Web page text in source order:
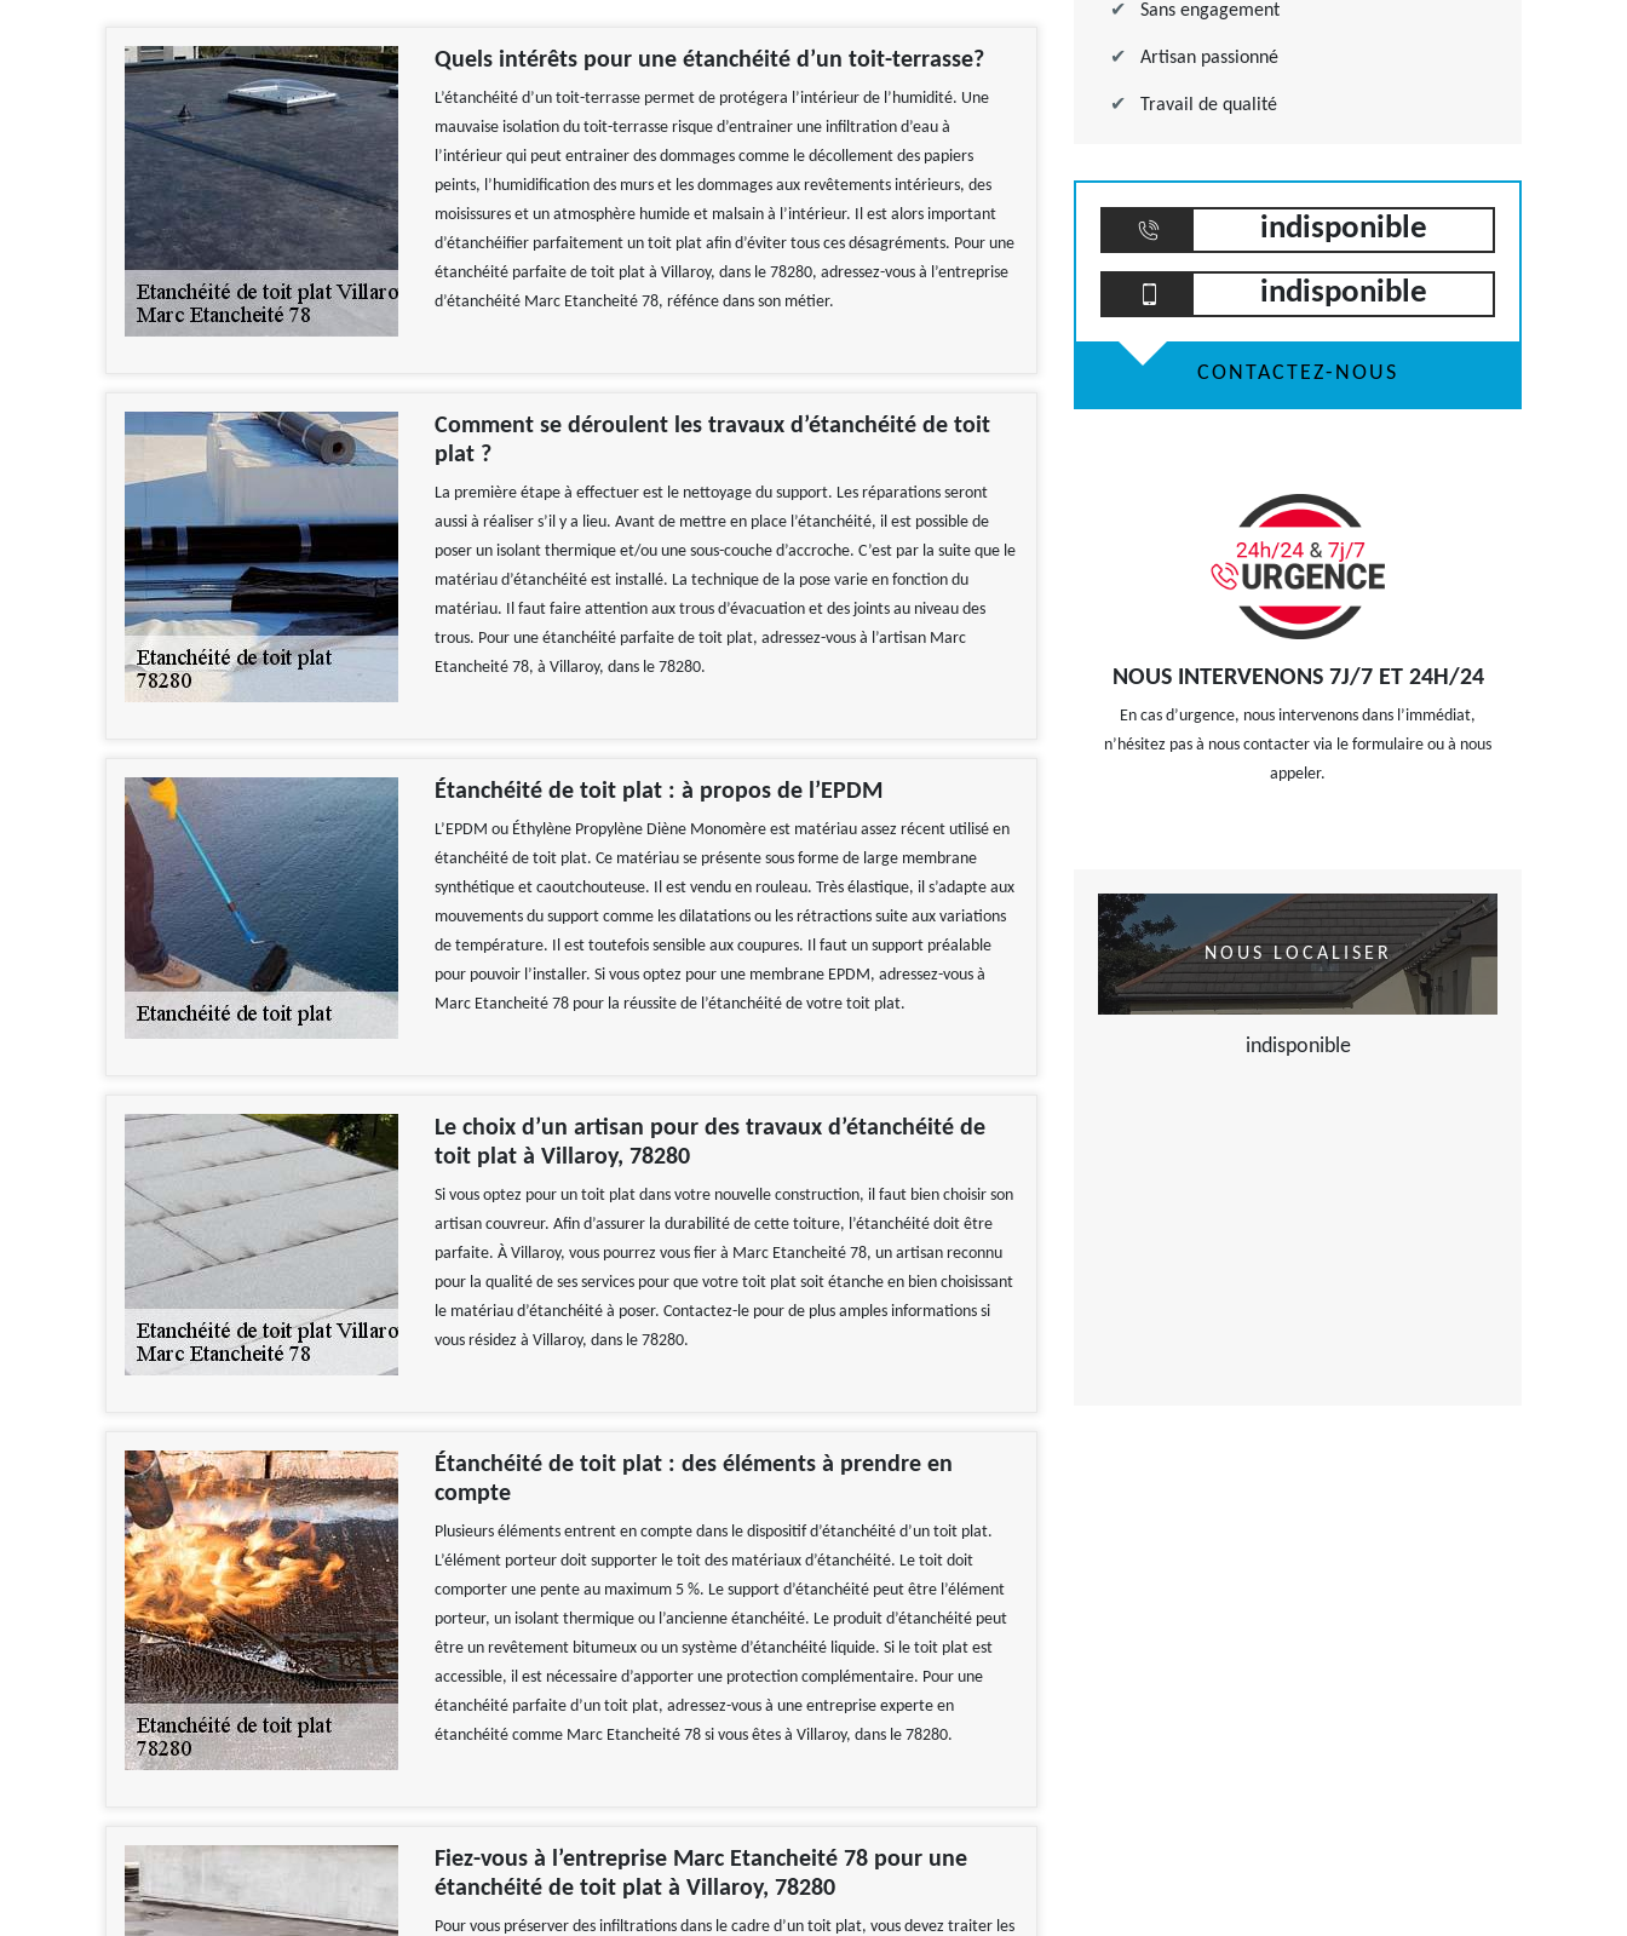
Quels intérêts pour une étanchéité d’un toit-terrasse?
L’étanchéité d’un toit-terrasse permet de protégera l’intérieur de l’humidité. Une
mauvaise isolation du toit-terrasse risque d’entrainer une infiltration d’eau à
l’intérieur qui peut entrainer des dommages comme le décollement des papiers
peints, l’humidification des murs et les dommages aux revêtements intérieurs, des
moisissures et un atmosphère humide et malsain à l’intérieur. Il est alors important
d’étanchéifier parfaitement un toit plat afin d’éviter tous ces désagréments. Pour une
étanchéité parfaite de toit plat à Villaroy, dans le 78280, adressez-vous à l’entreprise
d’étanchéité Marc Etancheité 78, réfénce dans son métier.
Comment se déroulent les travaux d’étanchéité de toit
plat ?
La première étape à effectuer est le nettoyage du support. Les réparations seront
aussi à réaliser s’il y a lieu. Avant de mettre en place l’étanchéité, il est possible de
poser un isolant thermique et/ou une sous-couche d’accroche. C’est par la suite que le
matériau d’étanchéité est installé. La technique de la pose varie en fonction du
matériau. Il faut faire attention aux trous d’évacuation et des joints au niveau des
trous. Pour une étanchéité parfaite de toit plat, adressez-vous à l’artisan Marc
Etancheité 78, à Villaroy, dans le 78280.
Étanchéité de toit plat : à propos de l’EPDM
L’EPDM ou Éthylène Propylène Diène Monomère est matériau assez récent utilisé en
étanchéité de toit plat. Ce matériau se présente sous forme de large membrane
synthétique et caoutchouteuse. Il est vendu en rouleau. Très élastique, il s’adapte aux
mouvements du support comme les dilatations ou les rétractions suite aux variations
de température. Il est toutefois sensible aux coupures. Il faut un support préalable
pour pouvoir l’installer. Si vous optez pour une membrane EPDM, adressez-vous à
Marc Etancheité 78 pour la réussite de l’étanchéité de votre toit plat.
Le choix d’un artisan pour des travaux d’étanchéité de
toit plat à Villaroy, 78280
Si vous optez pour un toit plat dans votre nouvelle construction, il faut bien choisir son
artisan couvreur. Afin d’assurer la durabilité de cette toiture, l’étanchéité doit être
parfaite. À Villaroy, vous pourrez vous fier à Marc Etancheité 78, un artisan reconnu
pour la qualité de ses services pour que votre toit plat soit étanche en bien choisissant
le matériau d’étanchéité à poser. Contactez-le pour de plus amples informations si
vous résidez à Villaroy, dans le 78280.
Étanchéité de toit plat : des éléments à prendre en
compte
Plusieurs éléments entrent en compte dans le dispositif d’étanchéité d’un toit plat.
L’élément porteur doit supporter le toit des matériaux d’étanchéité. Le toit doit
comporter une pente au maximum 5 %. Le support d’étanchéité peut être l’élément
porteur, un isolant thermique ou l’ancienne étanchéité. Le produit d’étanchéité peut
être un revêtement bitumeux ou un système d’étanchéité liquide. Si le toit plat est
accessible, il est nécessaire d’apporter une protection complémentaire. Pour une
étanchéité parfaite d’un toit plat, adressez-vous à une entreprise experte en
étanchéité comme Marc Etancheité 78 si vous êtes à Villaroy, dans le 78280.
Fiez-vous à l’entreprise Marc Etancheité 78 pour une
étanchéité de toit plat à Villaroy, 78280
Pour vous préserver des infiltrations dans le cadre d’un toit plat, vous devez traiter les
Sans engagement
Artisan passionné
Travail de qualité
indisponible
indisponible
CONTACTEZ-NOUS
NOUS INTERVENONS 7J/7 ET 24H/24
En cas d’urgence, nous intervenons dans l’immédiat,
n’hésitez pas à nous contacter via le formulaire ou à nous
appeler.
NOUS LOCALISER
indisponible